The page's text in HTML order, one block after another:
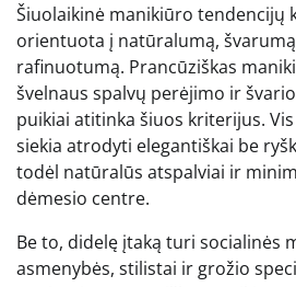
Šiuolaikinė manikiūro tendencijų
orientuota į natūralumą,
rafinuotumą. Prancūziškas
švelnaus spalvų perėjimo ir
puikiai atitinka šiuos kriterijus.
siekia atrodyti elegantiškai be
todėl natūralūs atspalviai ir
dėmesio centre.
Be to, didelę įtaką turi socialinės
asmenybės, stilistai ir grožio